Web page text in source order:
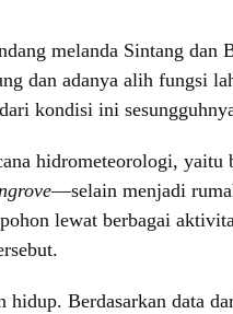
melanda Sintang
dan adanya alih fungsi
kondisi ini
hidrometeorologi,
—selain menjadi
lewat berbagai
Berdasarkan data